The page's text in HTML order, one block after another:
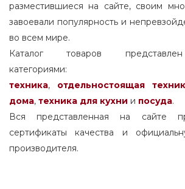
разместившиеся на сайте, своим
завоевали популярность и
во всем мире.
Каталог товаров
техника, отдельностоящая
дома, техника для кухни и посуда.
Вся представленная на сайте
сертификаты качества и
производителя.